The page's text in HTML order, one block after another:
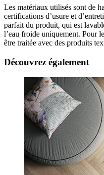
Les matériaux utilisés sont de
certifications d’usure et
parfait du produit, qui est
l’eau froide uniquement. Pour
être traitée avec des produits
Découvrez également